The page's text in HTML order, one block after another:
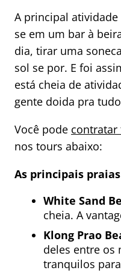
A principal atividade
se em um bar à
dia, tirar uma
sol se por. E foi
está cheia de
gente doida pra
Você pode contratar
nos tours abaixo:
As principais
White Sand
cheia. A
Klong Prao
deles entre os
tranquilos